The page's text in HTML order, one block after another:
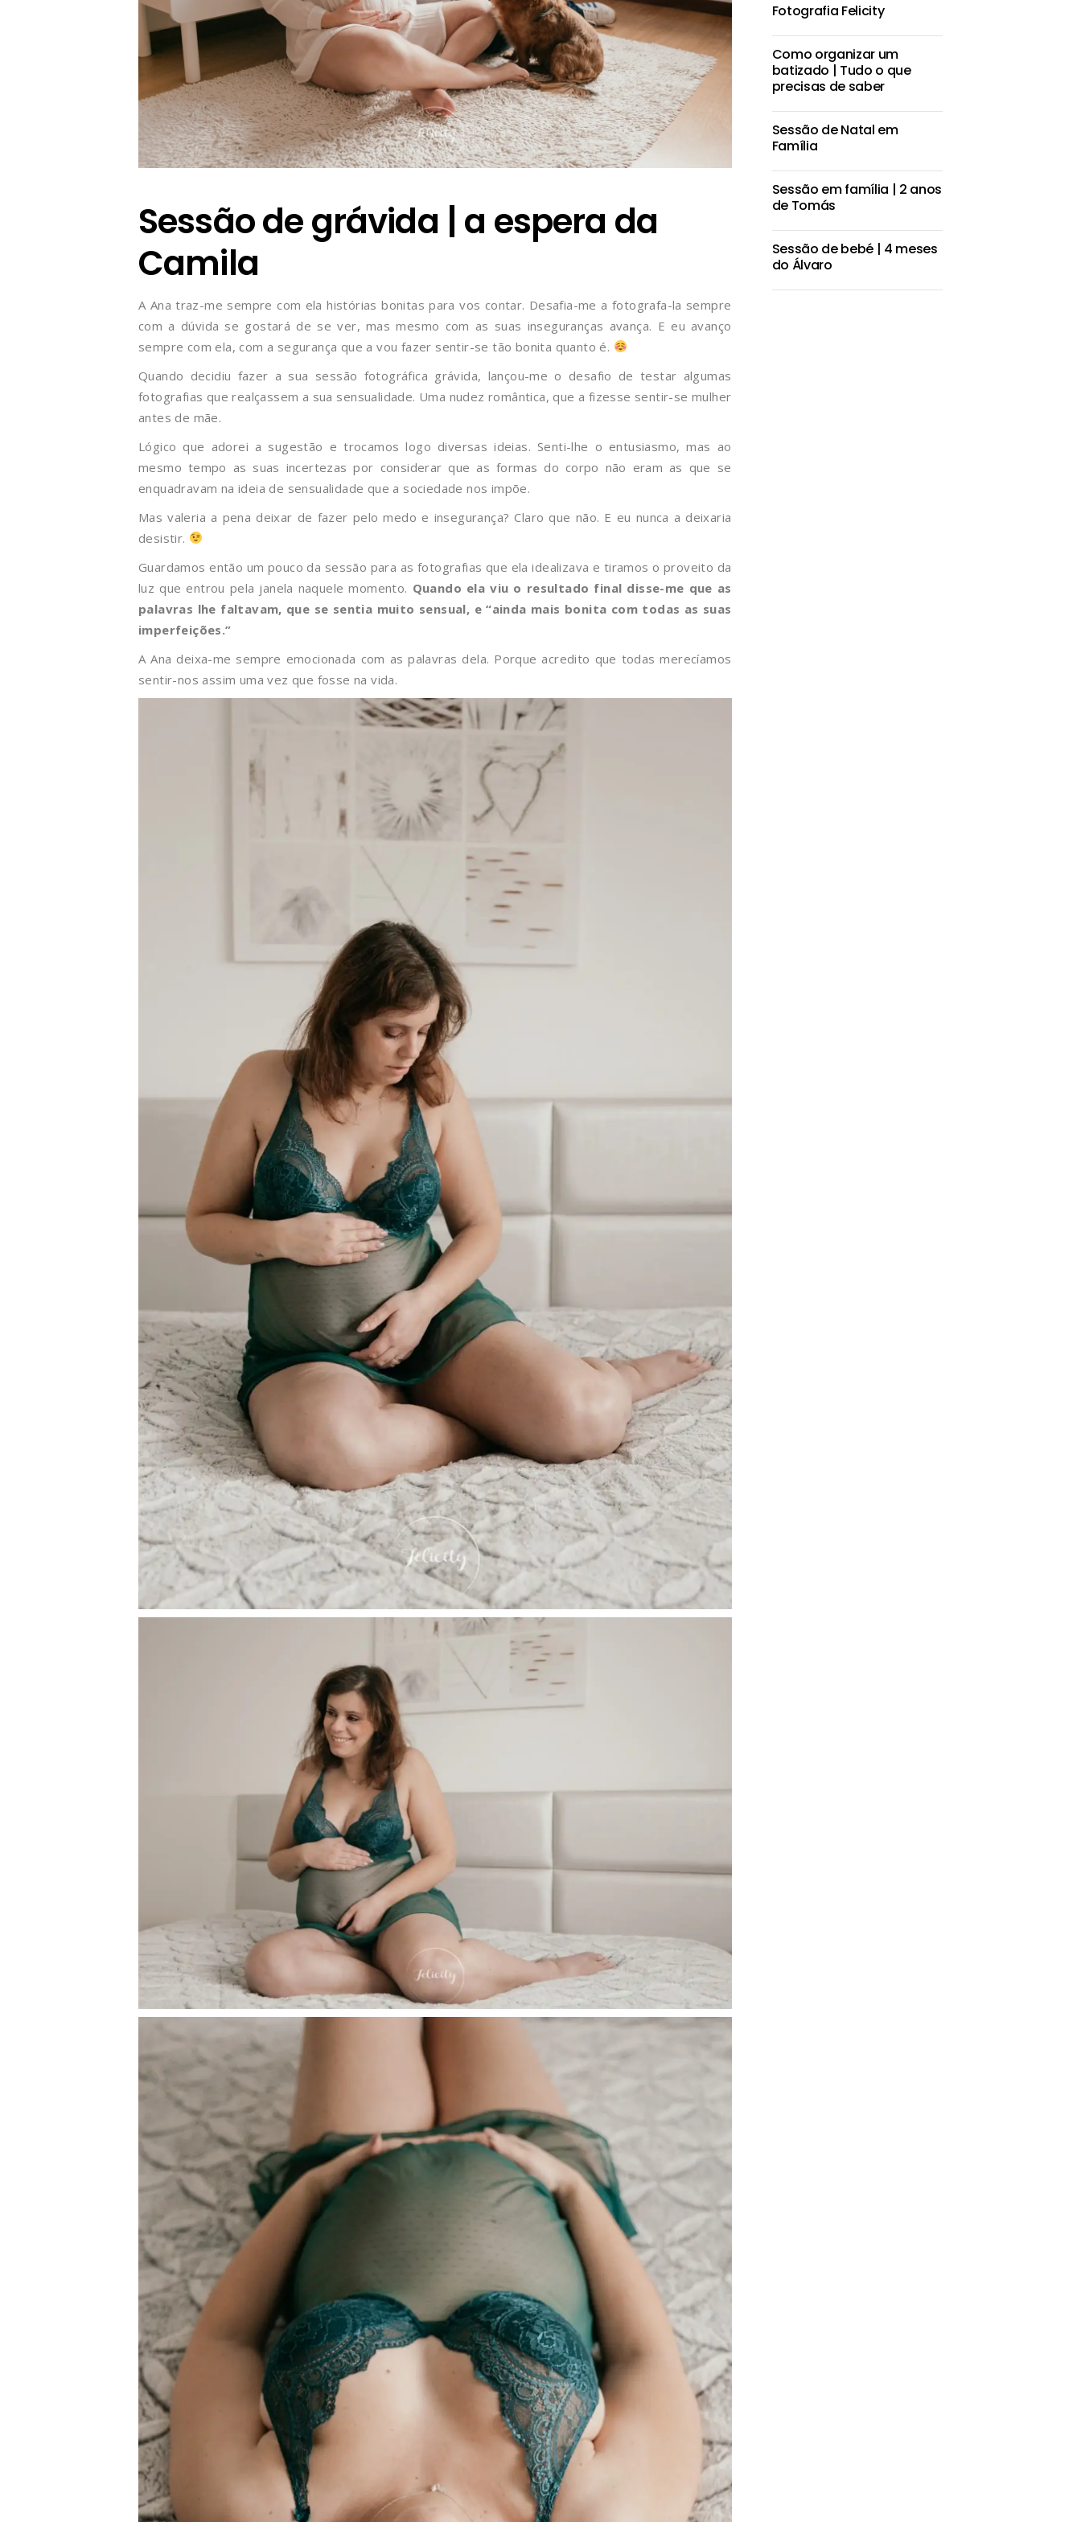
Sessão de grávida | a espera da
Camila
A Ana traz-me sempre com ela histórias bonitas para vos contar. Desafia-me a fotografa-la sempre
com a dúvida se gostará de se ver, mas mesmo com as suas inseguranças avança. E eu avanço
sempre com ela, com a segurança que a vou fazer sentir-se tão bonita quanto é.
Quando decidiu fazer a sua sessão fotográfica grávida, lançou-me o desafio de testar algumas
fotografias que realçassem a sua sensualidade. Uma nudez romântica, que a fizesse sentir-se mulher
antes de mãe.
Lógico que adorei a sugestão e trocamos logo diversas ideias. Senti-lhe o entusiasmo, mas ao
mesmo tempo as suas incertezas por considerar que as formas do corpo não eram as que se
enquadravam na ideia de sensualidade que a sociedade nos impõe.
Mas valeria a pena deixar de fazer pelo medo e insegurança? Claro que não. E eu nunca a deixaria
desistir.
Guardamos então um pouco da sessão para as fotografias que ela idealizava e tiramos o proveito da
luz que entrou pela janela naquele momento. Quando ela viu o resultado final disse-me que as
palavras lhe faltavam, que se sentia muito sensual, e “ainda mais bonita com todas as suas
imperfeições.”
A Ana deixa-me sempre emocionada com as palavras dela. Porque acredito que todas merecíamos
sentir-nos assim uma vez que fosse na vida.
Fotografia Felicity
Como organizar um
batizado | Tudo o que
precisas de saber
Sessão de Natal em
Família
Sessão em família | 2 anos
de Tomás
Sessão de bebé | 4 meses
do Álvaro